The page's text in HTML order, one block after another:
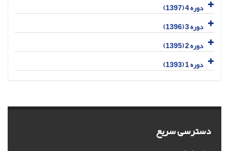
دوره 4 (1397)
دوره 3 (1396)
دوره 2 (1395)
دوره 1 (1393)
دسترسی سریع